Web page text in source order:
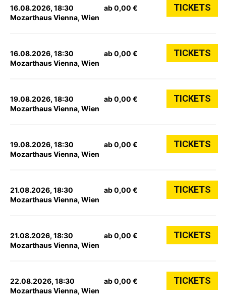
16.08.2026, 18:30
Mozarthaus Vienna, Wien
ab 0,00 € TICKETS
16.08.2026, 18:30
Mozarthaus Vienna, Wien
ab 0,00 € TICKETS
19.08.2026, 18:30
Mozarthaus Vienna, Wien
ab 0,00 € TICKETS
19.08.2026, 18:30
Mozarthaus Vienna, Wien
ab 0,00 € TICKETS
21.08.2026, 18:30
Mozarthaus Vienna, Wien
ab 0,00 € TICKETS
21.08.2026, 18:30
Mozarthaus Vienna, Wien
ab 0,00 € TICKETS
22.08.2026, 18:30
Mozarthaus Vienna, Wien
ab 0,00 € TICKETS